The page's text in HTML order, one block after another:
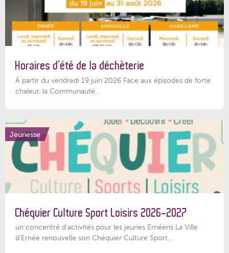
Horaires d’été de la déchèterie
À partir du vendredi 19 juin 2026 Face aux épisodes de forte
chaleur, la Communauté...
Jeunesse
Chéquier Culture Sport Loisirs 2026-2027
un concentré d’activités pour les jeunes Ernéens La Ville
d’Ernée renouvelle son Chéquier Culture Sport...